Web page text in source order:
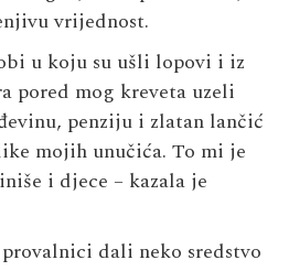
vrijednost.
u koju su ušli lopovi i iz
pored mog kreveta uzeli
penziju i zlatan lančić
mojih unučića. To mi je
i djece – kazala je
dali neko sredstvo